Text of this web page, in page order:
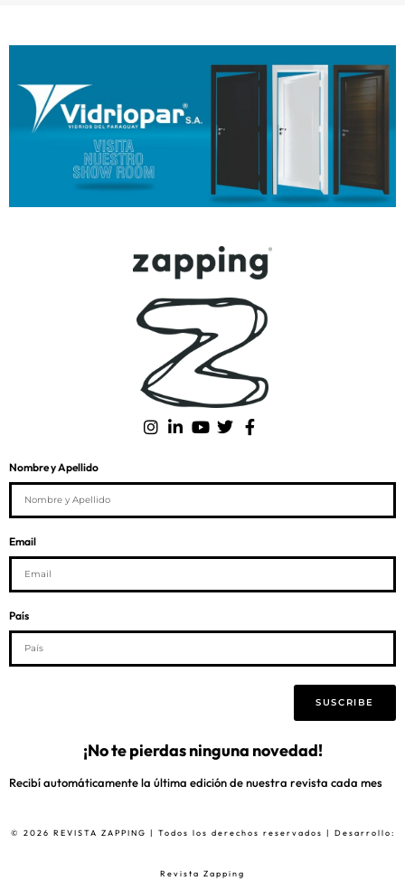
Nombre y Apellido
Email
País
SUSCRIBE
¡No te pierdas ninguna novedad!
Recibí automáticamente la última edición de nuestra revista cada mes
© 2026 REVISTA ZAPPING | Todos los derechos reservados | Desarrollo:
Revista Zapping